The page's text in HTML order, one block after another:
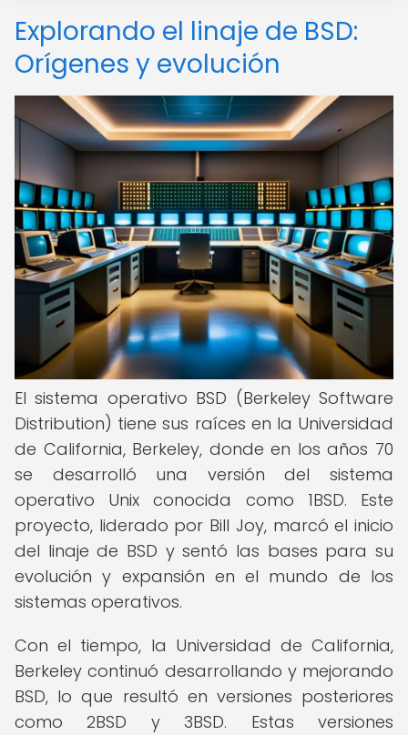
Explorando el linaje de BSD:
Orígenes y evolución
El sistema operativo BSD (Berkeley Software
Distribution) tiene sus raíces en la Universidad
de California, Berkeley, donde en los años 70
se desarrolló una versión del sistema
operativo Unix conocida como 1BSD. Este
proyecto, liderado por Bill Joy, marcó el inicio
del linaje de BSD y sentó las bases para su
evolución y expansión en el mundo de los
sistemas operativos.
Con el tiempo, la Universidad de California,
Berkeley continuó desarrollando y mejorando
BSD, lo que resultó en versiones posteriores
como 2BSD y 3BSD. Estas versiones